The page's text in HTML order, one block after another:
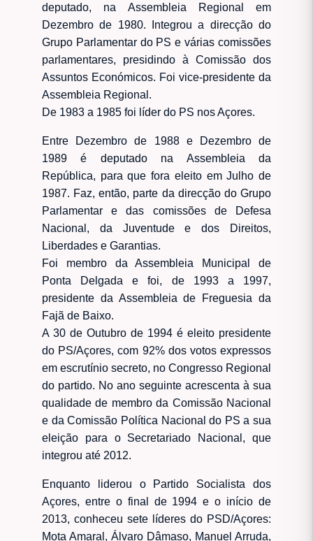
deputado, na Assembleia Regional em
Dezembro de 1980. Integrou a direcção do
Grupo Parlamentar do PS e várias comissões
parlamentares, presidindo à Comissão dos
Assuntos Económicos. Foi vice-presidente da
Assembleia Regional.
De 1983 a 1985 foi líder do PS nos Açores.
Entre Dezembro de 1988 e Dezembro de
1989 é deputado na Assembleia da
República, para que fora eleito em Julho de
1987. Faz, então, parte da direcção do Grupo
Parlamentar e das comissões de Defesa
Nacional, da Juventude e dos Direitos,
Liberdades e Garantias.
Foi membro da Assembleia Municipal de
Ponta Delgada e foi, de 1993 a 1997,
presidente da Assembleia de Freguesia da
Fajã de Baixo.
A 30 de Outubro de 1994 é eleito presidente
do PS/Açores, com 92% dos votos expressos
em escrutínio secreto, no Congresso Regional
do partido. No ano seguinte acrescenta à sua
qualidade de membro da Comissão Nacional
e da Comissão Política Nacional do PS a sua
eleição para o Secretariado Nacional, que
integrou até 2012.
Enquanto liderou o Partido Socialista dos
Açores, entre o final de 1994 e o início de
2013, conheceu sete líderes do PSD/Açores:
Mota Amaral, Álvaro Dâmaso, Manuel Arruda,